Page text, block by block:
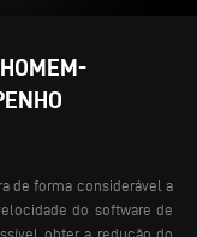
de forma considerável a
do software de
obter a redução do